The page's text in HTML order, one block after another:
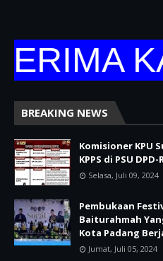
BREAKING NEWS
Komisioner KPU
KPPS di PSU
Selasa, Juli 09, 2024
Pembukaan
Baiturahmah
Kota Padang
Jumat, Juli 05, 2024